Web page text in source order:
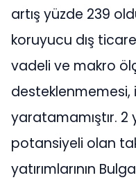
artış yüzde 239
koruyucu dış
vadeli ve makro
desteklenmemesi,
yaratamamıştır. 2
potansiyeli olan
yatırımlarının